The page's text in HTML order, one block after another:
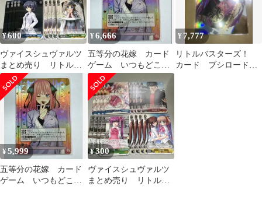
SILVER BLITZ
¥600
ヴァイスシュヴァルツ
まとめ売り リトルバ
スターズ クドわふ
た〜
¥6,666
五等分の花嫁 カード
ゲーム いつもどこで
も 君というかがやき
中野二乃 SSP
¥ 7,777
リトルバスターズ！
カード ブシロード
¥5,999
五等分の花嫁 カード
ゲーム いつもどこで
¥300
ヴァイスシュヴァルツ
まとめ売り リトルバ